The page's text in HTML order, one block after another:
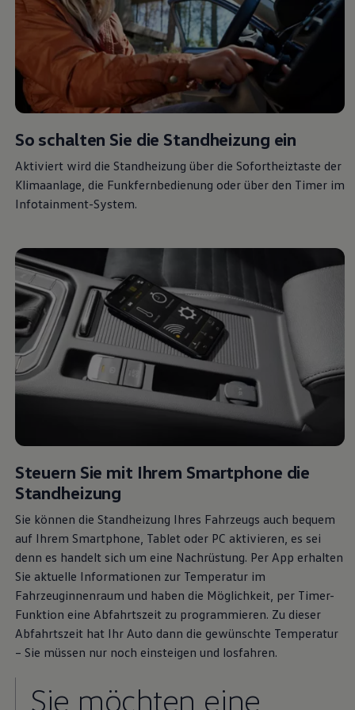
Magazin
Lifestyle
Transport
Familie
Elektromobilität
Volkswagen R
Pannen- und Unfallhilfe
Volkswagen Kundenbetreuung
So schalten Sie die Standheizung ein
Aktiviert wird die Standheizung über die Sofortheiztaste der
Klimaanlage, die Funkfernbedienung oder über den Timer im
Infotainment-System.
Steuern Sie mit Ihrem Smartphone die
Standheizung
Sie können die Standheizung Ihres Fahrzeugs auch bequem
auf Ihrem Smartphone, Tablet oder PC aktivieren, es sei
denn es handelt sich um eine Nachrüstung. Per App erhalten
Sie aktuelle Informationen zur Temperatur im
Fahrzeuginnenraum und haben die Möglichkeit, per Timer-
Funktion eine Abfahrtszeit zu programmieren. Zu dieser
Abfahrtszeit hat Ihr Auto dann die gewünschte Temperatur
– Sie müssen nur noch einsteigen und losfahren.
Sie möchten eine